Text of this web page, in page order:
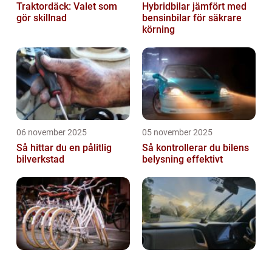
Traktordäck: Valet som
gör skillnad
Hybridbilar jämfört med
bensinbilar för säkrare
körning
06 november 2025
Så hittar du en pålitlig
bilverkstad
05 november 2025
Så kontrollerar du bilens
belysning effektivt